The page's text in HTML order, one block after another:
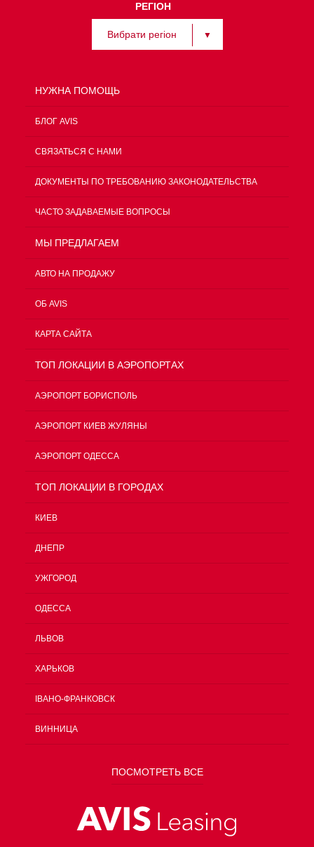
РЕГІОН
Вибрати регіон
НУЖНА ПОМОЩЬ
БЛОГ AVIS
СВЯЗАТЬСЯ С НАМИ
ДОКУМЕНТЫ ПО ТРЕБОВАНИЮ ЗАКОНОДАТЕЛЬСТВА
ЧАСТО ЗАДАВАЕМЫЕ ВОПРОСЫ
МЫ ПРЕДЛАГАЕМ
АВТО НА ПРОДАЖУ
ОБ AVIS
КАРТА САЙТА
ТОП ЛОКАЦИИ В АЭРОПОРТАХ
АЭРОПОРТ БОРИСПОЛЬ
АЭРОПОРТ КИЕВ ЖУЛЯНЫ
АЭРОПОРТ ОДЕССА
TOП ЛОКАЦИИ В ГОРОДАХ
КИЕВ
ДНЕПР
УЖГОРОД
ОДЕССА
ЛЬВОВ
ХАРЬКОВ
ІВАНО-ФРАНКОВСК
ВИННИЦА
ПОСМОТРЕТЬ ВСЕ